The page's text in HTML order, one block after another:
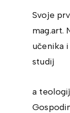
Svoje
mag.art.
učenika
studij
a